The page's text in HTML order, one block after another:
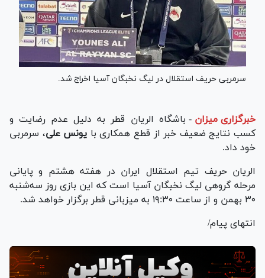
سرمربی حریف استقلال در لیگ نخبگان آسیا اخراج شد.
خبرگزاری میزان - باشگاه الریان قطر به دلیل عدم رضایت و
کسب نتایج ضعیف خبر از قطع همکاری با یونس علی، سرمربی
خود داد.
الریان حریف تیم استقلال ایران در هفته هشتم و پایانی
مرحله گروهی لیگ نخبگان آسیا است که این بازی روز سه‌شنبه
۳۰ بهمن و از ساعت ۱۹:۳۰ به میزبانی قطر برگزار خواهد شد.
انتهای پیام/